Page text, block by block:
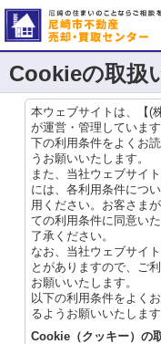
Cookieの取扱
本ウェブサイトは、【(
が運営・管理していま
下の利用条件をよくお
うお願いいたします。
また、当社ウェブサイ
には、各利用条件につ
用ください。お客さま
ての利用条件に同意い
了承ください。
なお、当社ウェブサイ
とがありますので、ご
お願いいたします。
以下の利用条件をよく
るようお願いいたします
Cookie（クッキー）の